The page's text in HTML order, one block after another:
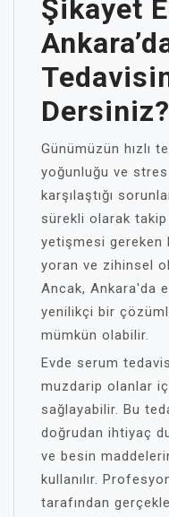
Şikayet
Dersiniz?
Günümüzün hızlı
yoğunluğu ve
karşılaştığı
sürekli olarak
yetişmesi gereken
yoran ve zihinsel
Ancak, Ankara'da
yenilikçi bir
mümkün olabilir.
Evde serum
muzdarip olanlar
sağlayabilir. Bu
doğrudan ihtiyaç
ve besin
kullanılır.
tarafından